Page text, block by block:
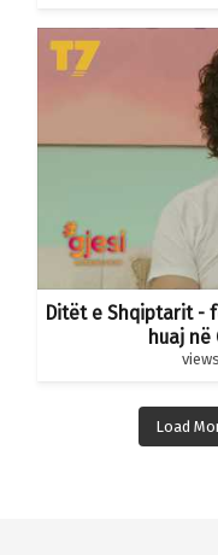
Ditët e Shqiptarit -
huaj
views
Load